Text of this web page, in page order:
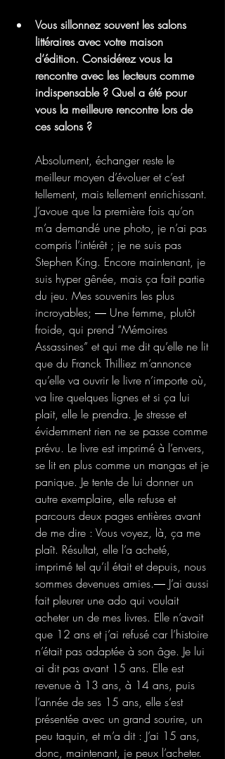
Vous sillonnez souvent les salons
littéraires avec votre maison
d’édition. Considérez vous la
rencontre avec les lecteurs comme
indispensable ? Quel a été pour
vous la meilleure rencontre lors de
ces salons ?
Absolument, échanger reste le
meilleur moyen d’évoluer et c’est
tellement, mais tellement enrichissant.
J’avoue que la première fois qu’on
m’a demandé une photo, je n’ai pas
compris l’intérêt ; je ne suis pas
Stephen King. Encore maintenant, je
suis hyper gênée, mais ça fait partie
du jeu. Mes souvenirs les plus
incroyables; ― Une femme, plutôt
froide, qui prend “Mémoires
Assassines” et qui me dit qu’elle ne lit
que du Franck Thilliez m’annonce
qu’elle va ouvrir le livre n’importe où,
va lire quelques lignes et si ça lui
plait, elle le prendra. Je stresse et
évidemment rien ne se passe comme
prévu. Le livre est imprimé à l’envers,
se lit en plus comme un mangas et je
panique. Je tente de lui donner un
autre exemplaire, elle refuse et
parcours deux pages entières avant
de me dire : Vous voyez, là, ça me
plaît. Résultat, elle l’a acheté,
imprimé tel qu’il était et depuis, nous
sommes devenues amies.― J’ai aussi
fait pleurer une ado qui voulait
acheter un de mes livres. Elle n’avait
que 12 ans et j’ai refusé car l’histoire
n’était pas adaptée à son âge. Je lui
ai dit pas avant 15 ans. Elle est
revenue à 13 ans, à 14 ans, puis
l’année de ses 15 ans, elle s’est
présentée avec un grand sourire, un
peu taquin, et m’a dit : J’ai 15 ans,
donc, maintenant, je peux l’acheter.